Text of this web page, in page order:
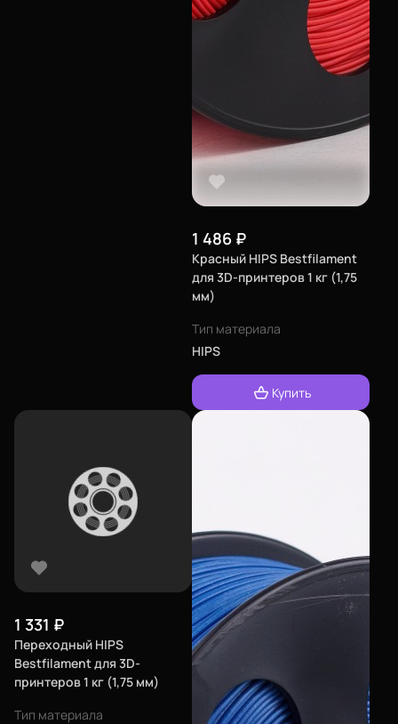
1 486 ₽
Красный HIPS Bestfilament
для 3D-принтеров 1 кг (1,75
мм)
Тип материала
HIPS
Купить
1 331 ₽
Переходный HIPS
Bestfilament для 3D-
принтеров 1 кг (1,75 мм)
Тип материала